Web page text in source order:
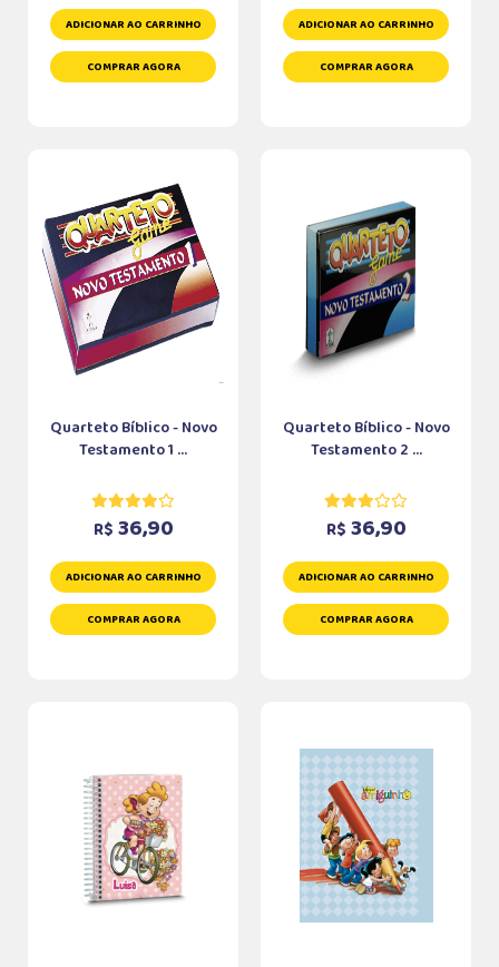
ADICIONAR AO CARRINHO
COMPRAR AGORA
ADICIONAR AO CARRINHO
COMPRAR AGORA
Quarteto Bíblico - Novo
Testamento 1 ...
R$ 36,90
ADICIONAR AO CARRINHO
COMPRAR AGORA
Quarteto Bíblico - Novo
Testamento 2 ...
R$ 36,90
ADICIONAR AO CARRINHO
COMPRAR AGORA